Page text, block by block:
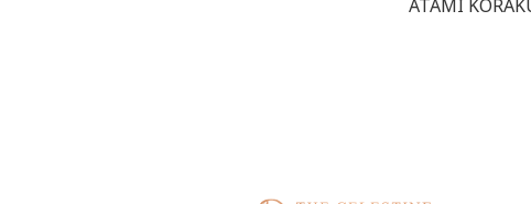
ATAMI